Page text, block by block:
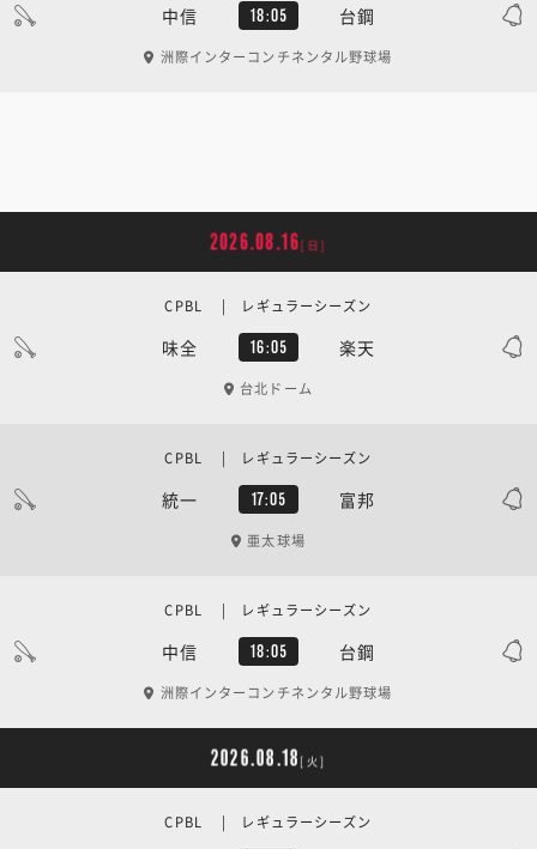
中信 18:05 台鋼
洲際インターコンチネンタル野球場
2026.08.16[日]
味全 16:05 楽天
CPBL | レギュラーシーズン
台北ドーム
統一 17:05 富邦
CPBL | レギュラーシーズン
亜太球場
中信 18:05 台鋼
CPBL | レギュラーシーズン
洲際インターコンチネンタル野球場
2026.08.18 [火]
CPBL | レギュラーシーズン